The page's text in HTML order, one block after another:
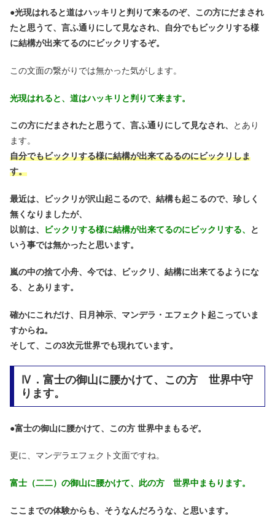
●光現はれると道はハッキリと判りて来るのぞ、この方にだまされ
たと思うて、言ふ通りにして見なされ、自分でもビックリする様
に結構が出来てるのにビックリするぞ。
この文面の繋がりでは無かった気がします。
光現はれると、道はハッキリと判りて来ます。
この方にだまされたと思うて、言ふ通りにして見なされ、
とあり
ます。
自分でもビックリする様に結構が出来てゐるのにビックリしま
す。
最近は、ビックリが沢山起こるので、結構も起こるので、珍しく
無くなりましたが、
以前は、
ビックリする様に結構が出来てるのにビックリする、
と
いう事では無かったと思います。
嵐の中の捨て小舟、今では、ビックリ、結構に出来てるようにな
る、とあります。
確かにこれだけ、日月神示、マンデラ・エフェクト起こっていま
すからね。
そして、この3次元世界でも現れています。
Ⅳ．富士の御山に腰かけて、この方 世界中守
ります。
●富士の御山に腰かけて、この方 世界中まもるぞ。
更に、マンデラエフェクト文面ですね。
富士（二二）の御山に腰かけて、此の方 世界中まもります。
ここまでの体験からも、そうなんだろうな、と思います。